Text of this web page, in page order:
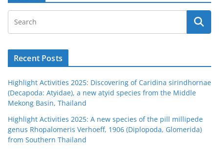
Recent Posts
Highlight Activities 2025: Discovering of Caridina sirindhornae
(Decapoda: Atyidae), a new atyid species from the Middle
Mekong Basin, Thailand
Highlight Activities 2025: A new species of the pill millipede
genus Rhopalomeris Verhoeff, 1906 (Diplopoda, Glomerida)
from Southern Thailand